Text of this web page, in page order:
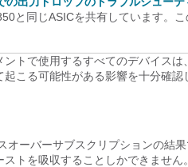
と同じASICを共有しています。こ
トで使用するすべてのデバイスは
こる可能性がある影響を十分確認
オーバーサブスクリプションの結
トを吸収することしかできません